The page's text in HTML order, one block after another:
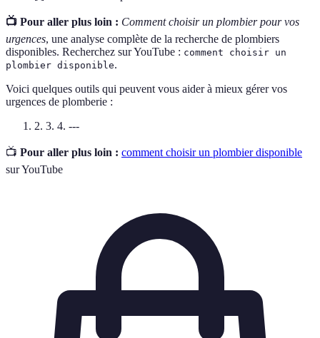
📺 Pour aller plus loin : Comment choisir un plombier pour vos
urgences, une analyse complète de la recherche de plombiers
disponibles. Recherchez sur YouTube : comment choisir un
plombier disponible.
Voici quelques outils qui peuvent vous aider à mieux gérer vos
urgences de plomberie :
2. 3. 4. ---
📺 Pour aller plus loin : comment choisir un plombier disponible
sur YouTube